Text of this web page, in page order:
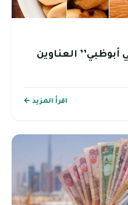
العناوين
اقرأ المزيد ←